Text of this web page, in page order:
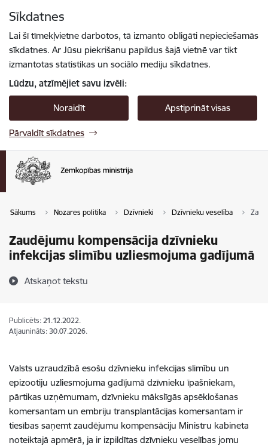
Sīkdatnes
Lai šī tīmekļvietne darbotos, tā izmanto obligāti nepieciešamās
sīkdatnes. Ar Jūsu piekrišanu papildus šajā vietnē var tikt
izmantotas statistikas un sociālo mediju sīkdatnes.
Lūdzu, atzīmējiet savu izvēli:
Noraidīt Apstiprināt visas
Pārvaldīt sīkdatnes
Sākums Nozares politika Dzīvnieki Dzīvnieku veselība
Zaudējumu kompensācija dzīvnieku
infekcijas slimību uzliesmojuma gadījumā
Atskaņot tekstu
Publicēts: 21.12.2022.
Atjaunināts: 30.07.2026.
Valsts uzraudzībā esošu dzīvnieku infekcijas slimību un
epizootiju uzliesmojuma gadījumā dzīvnieku īpašniekam,
pārtikas uzņēmumam, dzīvnieku mākslīgās apsēklošanas
komersantam un embriju transplantācijas komersantam ir
tiesības saņemt zaudējumu kompensāciju Ministru kabineta
noteiktajā apmērā, ja ir izpildītas dzīvnieku veselības jomu